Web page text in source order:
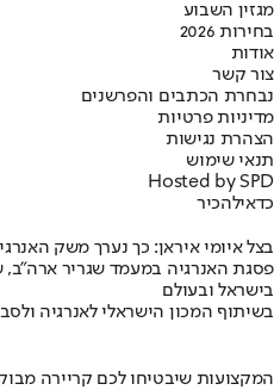
מגזין השבוע
בחירות 2026
אודות
צור קשר
נבחרת הכתבים והפרשנים
מדיניות פרטיות
הצהרת נגישות
תנאי שימוש
Hosted by SPD
כדאילהכיר
בצל איומי איראן: כך נערך משק
פסגת האנרגיה במעמד שגריר ארה"ב,
בישראל ובעולם
בשיתוף המכון הישראלי לאנרגיה
המקצועות שיבטיחו לכם קריירה